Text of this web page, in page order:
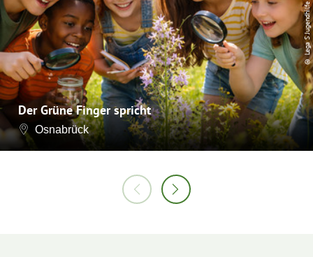
Der Grüne Finger spricht
Osnabrück
© Lega S Jugendhilfe